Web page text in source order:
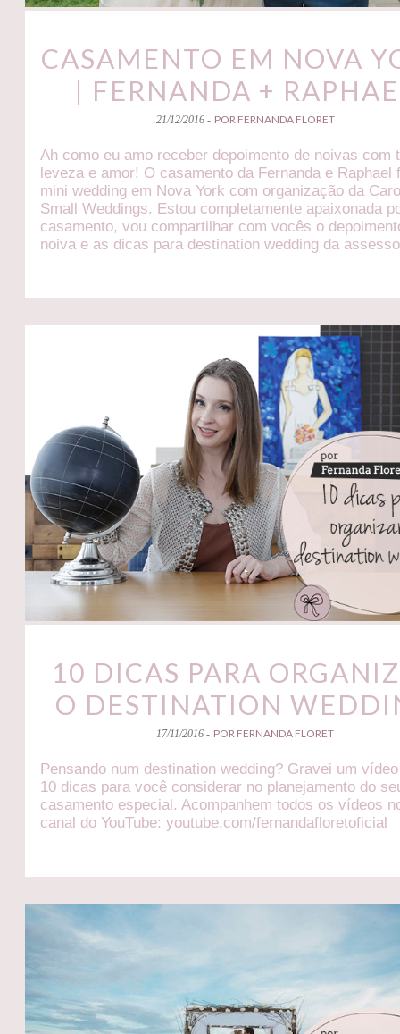
CASAMENTO EM NOVA
| FERNANDA +
21/12/2016 - POR FERNANDA FLORET
Ah como eu amo receber depoimento de noivas com
leveza e amor! O casamento da Fernanda e Raphael
mini wedding em Nova York com organização da
Small Weddings. Estou completamente apaixonada
casamento, vou compartilhar com vocês o
noiva e as dicas para destination wedding da
10 DICAS PARA
O DESTINATION
17/11/2016 - POR FERNANDA FLORET
Pensando num destination wedding? Gravei um
10 dicas para você considerar no planejamento do
casamento especial. Acompanhem todos os vídeos
canal do YouTube: youtube.com/fernandafloretoficial